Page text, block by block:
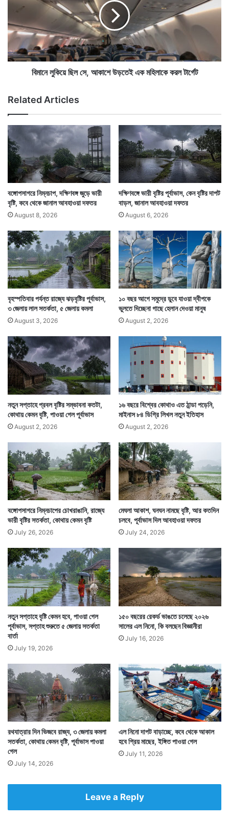
আবহাওয়া দফতরের পূর্বাভাস পশ্চিমবঙ্গ, ওড়িশা ও অন্ধ্রপ্রদেশ
উপকূলের মানুষকে স্বস্তি দিতে পেরেছে। এদিকে বাংলাদেশে
পশ্চিমবঙ্গের বাংলাদেশ লাগোয়া অঞ্চলে পড়বে কিনা তা পরিস্কার
দক্ষিণবঙ্গে প্রবল ভ্যাপসা গরম কিন্তু রয়েছে। তবে বুধবার বিকেল
থেকে আকাশে মেঘের সঞ্চার দেখা গেছে। এমনিতেই শুক্রবার থেকে
রাজ্যের ৩ জেলায় বৃষ্টির পূর্বাভাস দিয়েছে আবহাওয়া দফতর।
দুই ২৪ পরগনা এবং পূর্ব মেদিনীপুরে বৃষ্টি হতে পারে। এদিকে যে
প্রবল গরম সপ্তাহের শুরুতে মানুষকে নাজেহাল করেছে তা
সপ্তাহের শেষে আর থাকবে না বলে ইঙ্গিত দিয়েছে আবহাওয়া
দফতর।
Cyclone Mocha Myanmar
র
,
এ
ও
ব
ল
ছে
ন
পা
ন
প্রে
য়ে
ছি
ল
সে
শে
উ
ড়
তে
ই
এ
হি
লা
কে
র
ল
টা
র্গে
ট
বিমানে লুকিয়ে ছিল সে, আকাশে উড়তেই এক মহিলাকে করল টার্গেট
Related Articles
বঙ্গোপসাগরে নিম্নচাপ, দক্ষিণবঙ্গ জুড়ে ভারী
বৃষ্টি, কবে থেকে জানাল আবহাওয়া দফতর
August 8, 2026
দক্ষিণবঙ্গে ভারী বৃষ্টির পূর্বাভাস, কেন বৃষ্টির দাপট
বাড়ল, জানাল আবহাওয়া দফতর
August 6, 2026
বৃহস্পতিবার পর্যন্ত রাজ্যে ঝড়বৃষ্টির পূর্বাভাস,
৩ জেলায় লাল সতর্কতা, ৫ জেলায় কমলা
August 3, 2026
১০ বছর আগে সমুদ্রে ডুবে যাওয়া দ্বীপকে
ভুলতে দিচ্ছেনা গাছে হেলান দেওয়া মানুষ
August 2, 2026
নতুন সপ্তাহে প্রবল বৃষ্টির সম্ভাবনা কতটা,
কোথায় কেমন বৃষ্টি, পাওয়া গেল পূর্বাভাস
August 2, 2026
১৬ বছরে বিশ্বের কোথাও এত ঠান্ডা পড়েনি,
মাইনাস ৮৪ ডিগ্রি লিখল নতুন ইতিহাস
August 2, 2026
বঙ্গোপসাগরে নিম্নচাপের চোখরাঙানি, রাজ্যে
ভারী বৃষ্টির সতর্কতা, কোথায় কেমন বৃষ্টি
July 26, 2026
মেঘলা আকাশ, ঘনঘন নামছে বৃষ্টি, আর কতদিন
চলবে, পূর্বাভাস দিল আবহাওয়া দফতর
July 24, 2026
নতুন সপ্তাহে বৃষ্টি কেমন হবে, পাওয়া গেল
পূর্বাভাস, সপ্তাহ শুরুতে ৫ জেলায় সতর্কতা
বার্তা
July 19, 2026
১৫০ বছরের রেকর্ড ভাঙতে চলেছে ২০২৬
সালের এল নিনো, কি বলছেন বিজ্ঞানীরা
July 16, 2026
রথযাত্রার দিন ভিজবে রাজ্য, ৩ জেলায় কমলা
সতর্কতা, কোথায় কেমন বৃষ্টি, পূর্বাভাস পাওয়া
গেল
July 14, 2026
এল নিনো দাপট বাড়াচ্ছে, কবে থেকে আকাল
হবে প্রিয় মাছের, ইঙ্গিত পাওয়া গেল
July 11, 2026
Leave a Reply